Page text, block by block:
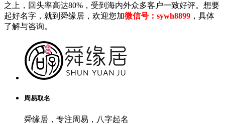
之上，回头率高达80%，受到海内外众多客户一致好评。想要
起好名字，就到舜缘居，欢迎您加微信号：sywh8899 ，具体
了解与咨询。
周易取名
舜缘居，专注周易，八字起名